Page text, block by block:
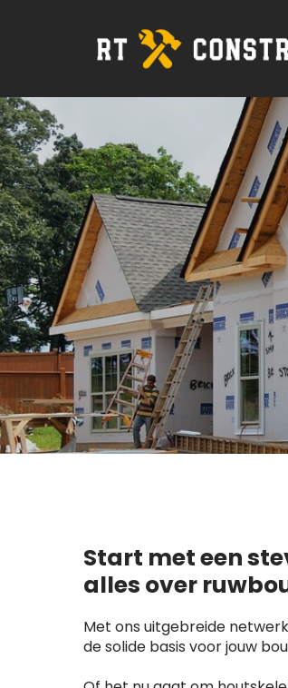
Start met een
alles over
Met ons uitgebreide
de solide basis voor jouw